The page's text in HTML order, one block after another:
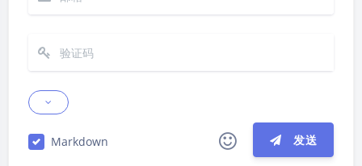
Sans Serif Serif
日落
Markdown 发送